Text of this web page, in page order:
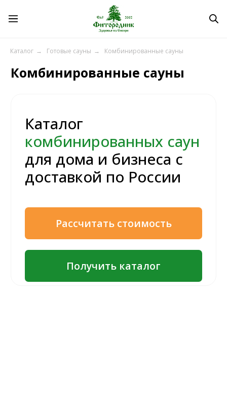
Каталог → Готовые сауны → Комбинированные сауны
Комбинированные сауны
Рассчитать стоимость
доставкой по России